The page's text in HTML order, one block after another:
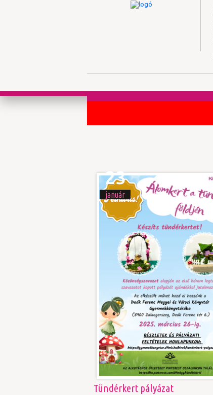
23
január
Tündérkert pályázat